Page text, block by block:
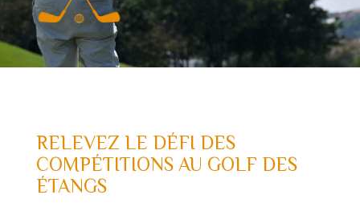
RELEVEZ LE DÉFI DES
COMPÉTITIONS AU GOLF DES
ÉTANGS